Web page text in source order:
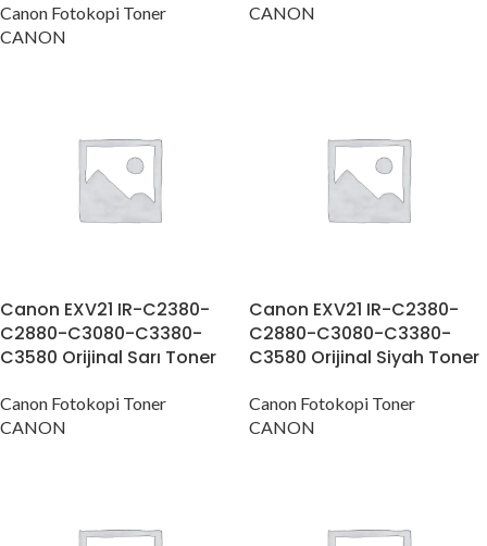
Canon Fotokopi Toner
CANON
CANON
Canon EXV21 IR-C2380-
C2880-C3080-C3380-
C3580 Orijinal Sarı Toner
Canon Fotokopi Toner
CANON
Canon EXV21 IR-C2380-
C2880-C3080-C3380-
C3580 Orijinal Siyah Toner
Canon Fotokopi Toner
CANON